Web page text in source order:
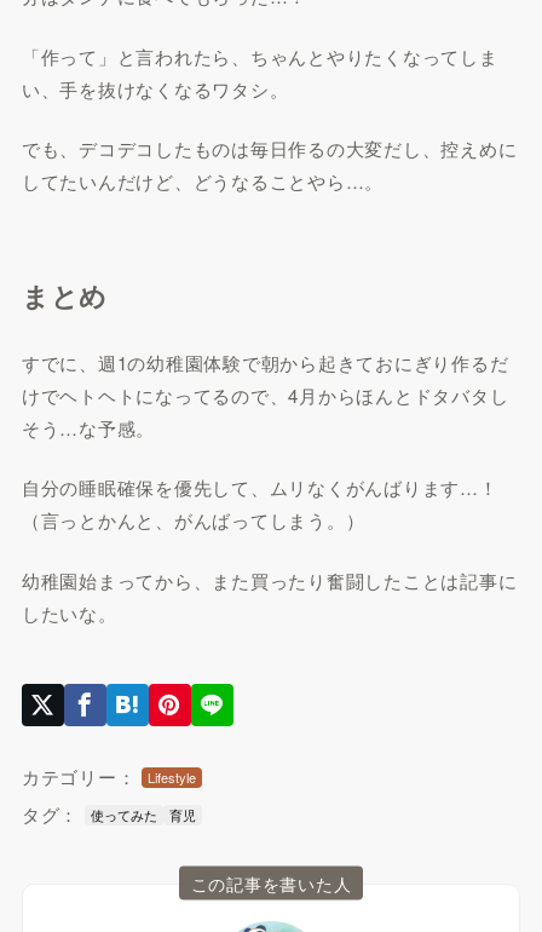
「作って」と言われたら、ちゃんとやりたくなってしま
い、手を抜けなくなるワタシ。
でも、デコデコしたものは毎日作るの大変だし、控えめに
してたいんだけど、どうなることやら…。
まとめ
すでに、週1の幼稚園体験で朝から起きておにぎり作るだ
けでヘトヘトになってるので、4月からほんとドタバタし
そう…な予感。
自分の睡眠確保を優先して、ムリなくがんばります…！
（言っとかんと、がんばってしまう。）
幼稚園始まってから、また買ったり奮闘したことは記事に
したいな。
カテゴリー： Lifestyle
タグ： 使ってみた 育児
この記事を書いた人